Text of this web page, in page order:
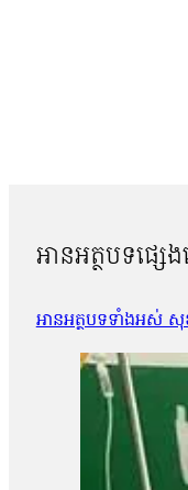
អានអត្ថបទផ្ស
អានអត្ថបទទាំងអស់ សុ